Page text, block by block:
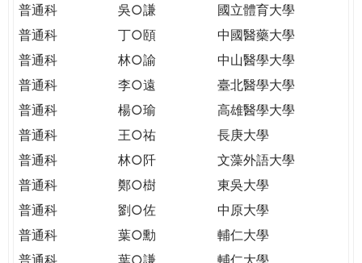
民。
WAGOR
TODAY
THE
WORLD
TOMORROW
PUTTING
YOU
THE
PATH
普通科
吳○謙
國立體育大學
普通科
丁○頤
中國醫藥大學
普通科
林○諭
中山醫學大學
普通科
李○遠
臺北醫學大學
普通科
楊○瑜
高雄醫學大學
普通科
王○祐
長庚大學
普通科
林○阡
文藻外語大學
普通科
鄭○樹
東吳大學
普通科
劉○佐
中原大學
普通科
葉○勳
輔仁大學
普通科
葉○謙
輔仁大學